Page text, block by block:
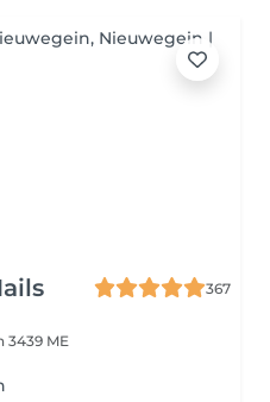
367
3439 ME